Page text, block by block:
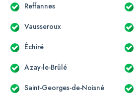
Reffannes
Vausseroux
Échiré
Azay-le-Brûlé
Saint-Georges-de-Noisné